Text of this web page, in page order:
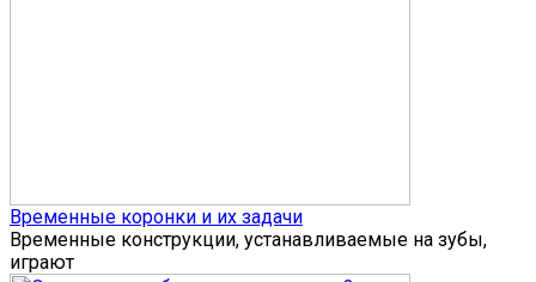
Временные коронки и их задачи
Временные конструкции, устанавливаемые на зубы,
играют